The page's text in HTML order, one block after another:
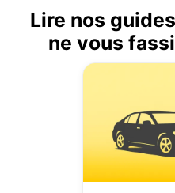
Lire nos
ne vous